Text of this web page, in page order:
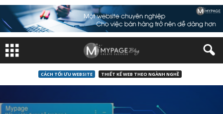
CÁCH TỐI ƯU WEBSITE THIẾT KẾ WEB THEO NGÀNH NGHỀ